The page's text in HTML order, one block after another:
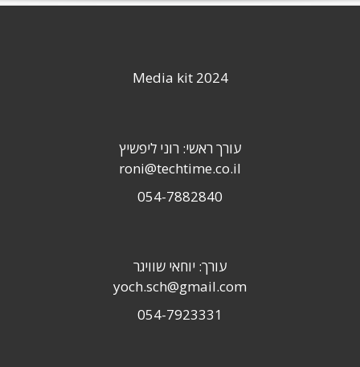
Media kit 2024
עורך ראשי: רוני ליפשיץ
roni@techtime.co.il
054-7882840
עורך: יוחאי שוויגר
yoch.sch@gmail.com
054-7923331